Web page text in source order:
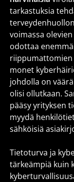
tarkastuksia
voimassa
odottaa
monet
johdolla on
olisi ollutkaan.
pääsy yrityksen
myydä
sähköisiä
Tietoturva ja
tärkeämpiä kuin